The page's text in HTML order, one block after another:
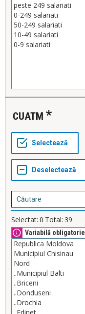
CUATM
Selectat: 0 Total: 39
Variabilă obligatorie